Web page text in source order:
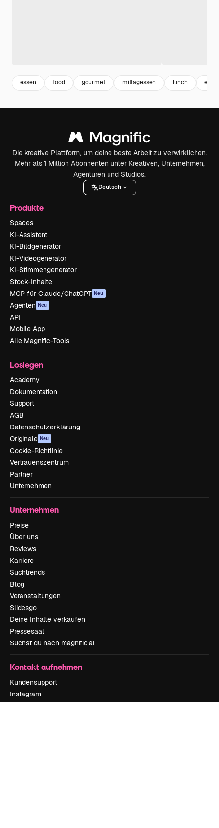
essen food gourmet mittagessen lunch
Die kreative Plattform, um deine beste Arbeit zu verwirklichen.
Mehr als 1 Million Abonnenten unter Kreativen, Unternehmen,
Agenturen und Studios.
Deutsch
Produkte
Spaces
KI-Assistent
KI-Bildgenerator
KI-Videogenerator
KI-Stimmengenerator
Stock-Inhalte
MCP für Claude/ChatGPT Neu
Agenten Neu
API
Mobile App
Alle Magnific-Tools
Loslegen
Academy
Dokumentation
Support
AGB
Datenschutzerklärung
Originale Neu
Cookie-Richtlinie
Vertrauenszentrum
Partner
Unternehmen
Unternehmen
Preise
Über uns
Reviews
Karriere
Suchtrends
Blog
Veranstaltungen
Slidesgo
Deine Inhalte verkaufen
Pressesaal
Suchst du nach magnific.ai
Kontakt aufnehmen
Kundensupport
Instagram